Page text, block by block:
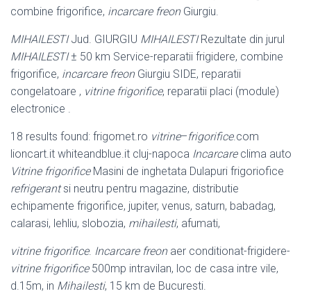
combine frigorifice, incarcare freonGiurgiu.
MIHAILESTIJud. GIURGIU MIHAILESTIRezultate din jurul
MIHAILESTI± 50 km Service-reparatii frigidere, combine
frigorifice, incarcare freonGiurgiu SIDE, reparatii
congelatoare , vitrine frigorifice, reparatii placi (module)
electronice .
18 results found: frigomet.ro vitrine–frigorifice.com
lioncart.it whiteandblue.it cluj-napoca Incarcareclima auto
Vitrine frigorificeMasini de inghetata Dulapuri frigoriofice
refrigerantsi neutru pentru magazine, distributie
echipamente frigorifice, jupiter, venus, saturn, babadag,
calarasi, lehliu, slobozia, mihailesti, afumati,
vitrine frigorifice. Incarcare freonaer conditionat-frigidere-
vitrine frigorifice500mp intravilan, loc de casa intre vile,
d.15m, in Mihailesti, 15 km de Bucuresti.